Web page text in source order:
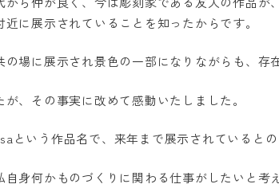
に展示されていることを知ったからです。
場に展示され景色の一部になりながらも、存
、その事実に改めて感動いたしました。
という作品名で、来年まで展示されているとの
身何かものづくりに関わる仕事がしたいと考